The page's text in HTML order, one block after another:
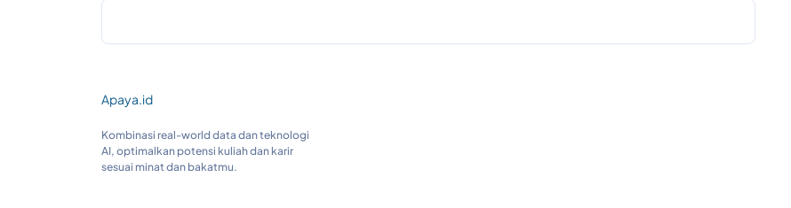
Apaya.id
Kombinasi real-world data dan teknologi
AI, optimalkan potensi kuliah dan karir
sesuai minat dan bakatmu.